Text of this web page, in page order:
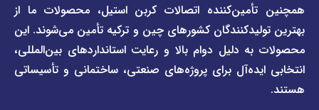
اتصالات کربن استیل، محصولات ما از
کشورهای چین و ترکیه تأمین می‌شوند. این
دلیل دوام بالا و رعایت استانداردهای بین‌المللی،
برای پروژه‌های صنعتی، ساختمانی و تأسیساتی
صفحه
برند
فاراب
و
مقررات
وبلاگ
خبری